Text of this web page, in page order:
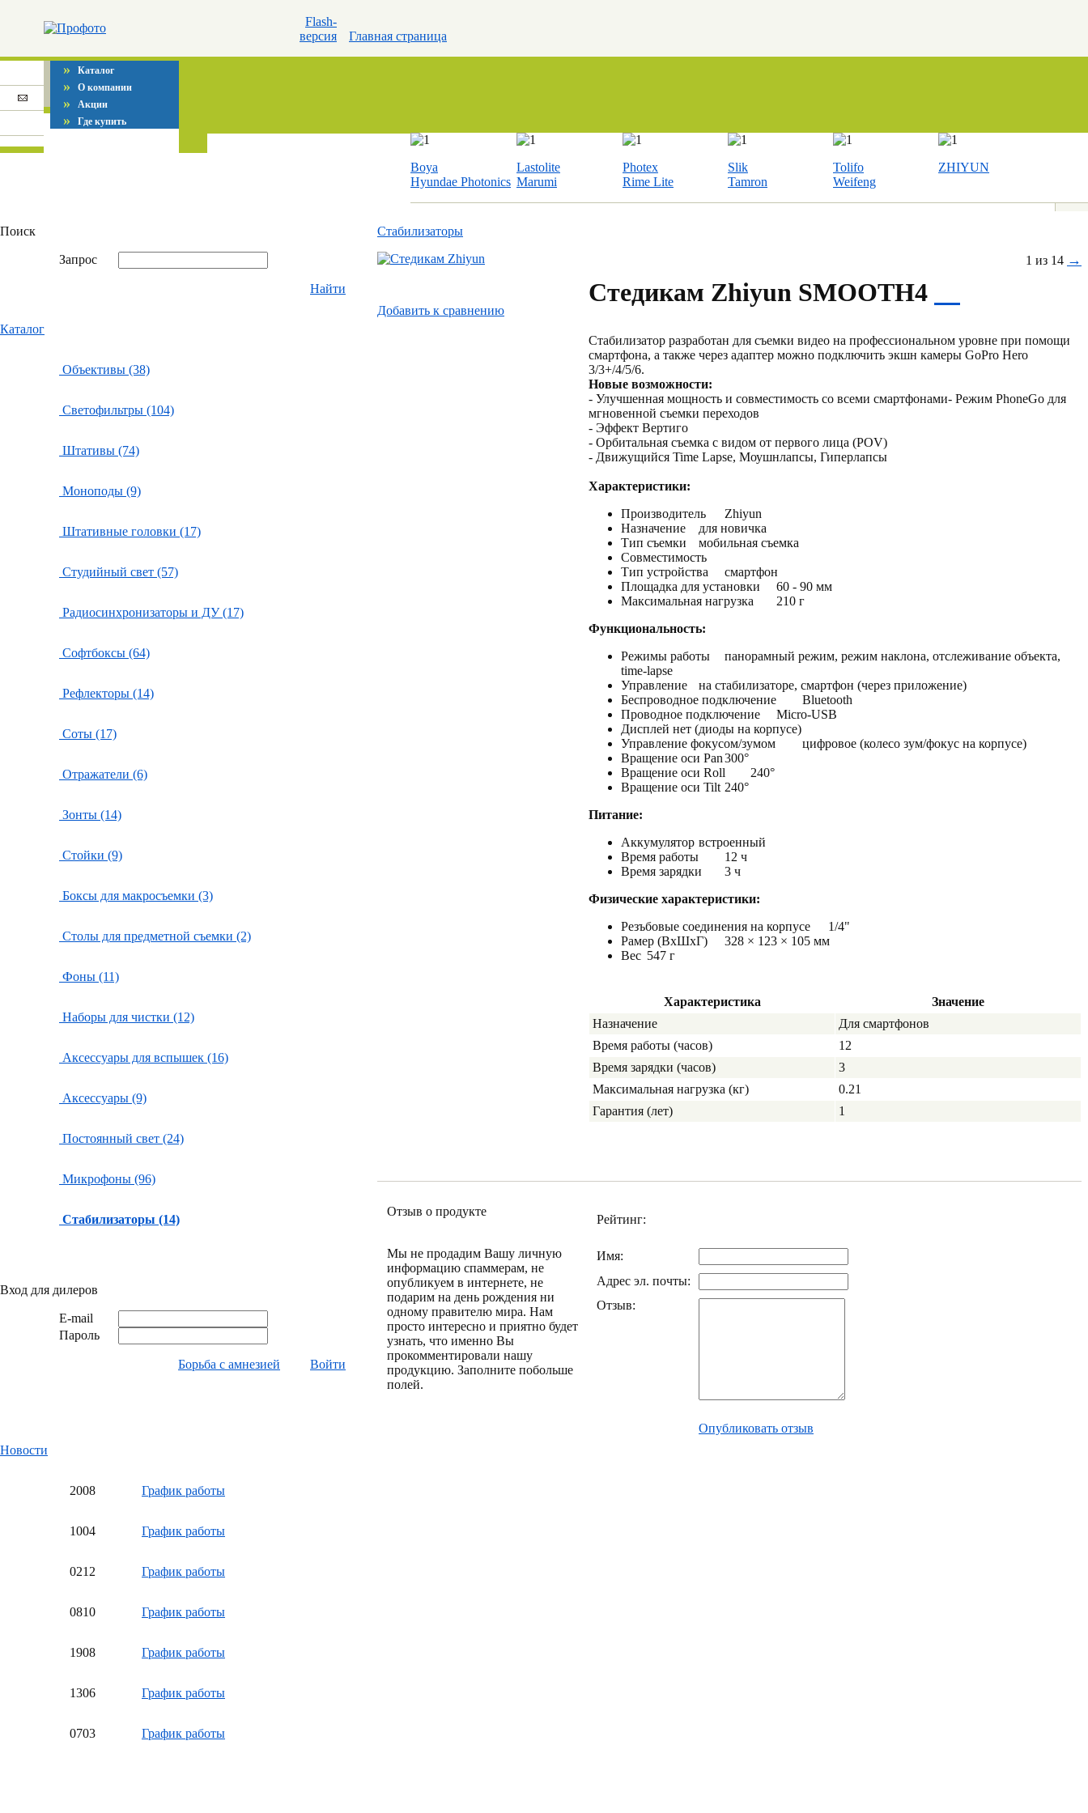
Flash-
версия
Главная страница
» Каталог
» О компании
» Акции
» Где купить
Boya
Hyundae Photonics
Lastolite
Marumi
Photex
Rime Lite
Slik
Tamron
Tolifo
Weifeng
ZHIYUN
Поиск
Запрос
Найти
Каталог
Объективы (38)
Светофильтры (104)
Штативы (74)
Моноподы (9)
Штативные головки (17)
Студийный свет (57)
Радиосинхронизаторы и ДУ (17)
Софтбоксы (64)
Рефлекторы (14)
Соты (17)
Отражатели (6)
Зонты (14)
Стойки (9)
Боксы для макросъемки (3)
Столы для предметной съемки (2)
Фоны (11)
Наборы для чистки (12)
Аксессуары для вспышек (16)
Аксессуары (9)
Постоянный свет (24)
Микрофоны (96)
Стабилизаторы (14)
Вход для дилеров
E-mail
Пароль
Борьба с амнезией Войти
Новости
2008 График работы
1004 График работы
0212 График работы
0810 График работы
1908 График работы
1306 График работы
0703 График работы
Стабилизаторы
Добавить к cравнению
1 из 14 →
Стедикам Zhiyun SMOOTH4
Стабилизатор разработан для съемки видео на профессиональном уровне при помощи
смартфона, а также через адаптер можно подключить экшн камеры GoPro Hero
3/3+/4/5/6.
Новые возможности:
- Улучшенная мощность и совместимость со всеми смартфонами- Режим PhoneGo для
мгновенной съемки переходов
- Эффект Вертиго
- Орбитальная съемка с видом от первого лица (POV)
- Движущийся Time Lapse, Моушнлапсы, Гиперлапсы
Характеристики:
Производитель
Zhiyun
Назначение
для новичка
Тип съемки
мобильная съемка
Совместимость
Тип устройства
смартфон
Площадка для установки
60 - 90 мм
Максимальная нагрузка
210 г
Функциональность:
Режимы работы
панорамный режим, режим наклона, отслеживание объекта,
time-lapse
Управление
на стабилизаторе, смартфон (через приложение)
Беспроводное подключение
Bluetooth
Проводное подключение
Micro-USB
Дисплей нет (диоды на корпусе)
Управление фокусом/зумом
цифровое (колесо зум/фокус на корпусе)
Вращение оси Pan300°
Вращение оси Roll
240°
Вращение оси Tilt 240°
Питание:
Аккумулятор встроенный
Время работы
12 ч
Время зарядки
3 ч
Физические характеристики:
Резъбовые соединения на корпусе
1/4"
Рамер (ВхШхГ)
328 × 123 × 105 мм
Вес 547 г
Характеристика
Значение
Назначение
Для смартфонов
Время работы (часов)
12
Время зарядки (часов)
3
Максимальная нагрузка (кг)
0.21
Гарантия (лет)
1
Отзыв о продукте
Мы не продадим Вашу личную
информацию спаммерам, не
опубликуем в интернете, не
подарим на день рождения ни
одному правителю мира. Нам
просто интересно и приятно будет
узнать, что именно Вы
прокомментировали нашу
продукцию. Заполните побольше
полей.
Рейтинг:
Имя:
Адрес эл. почты:
Отзыв:
Опубликовать отзыв